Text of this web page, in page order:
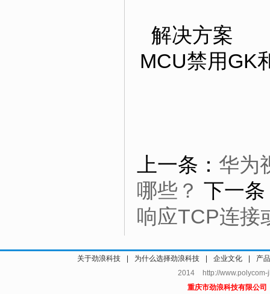
解决方案
MCU禁用GK
上一条： 华为
哪些？ 下一条
响应TCP连接
关于劲浪科技 为什么选择劲浪科技 企业文化
产
2014 http://
重庆市劲浪科技有限公